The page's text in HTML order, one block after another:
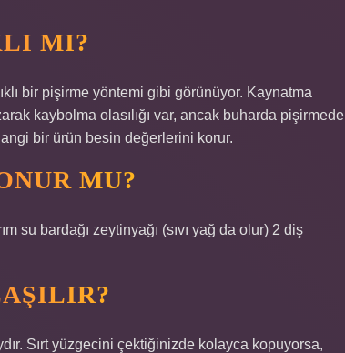
MI?
bir pişirme yöntemi gibi görünüyor. Kaynatma
kaybolma olasılığı var, ancak buharda pişirmede
bir ürün besin değerlerini korur.
MU?
su bardağı zeytinyağı (sıvı yağ da olur) 2 diş
Sırt yüzgecini çektiğinizde kolayca kopuyorsa,